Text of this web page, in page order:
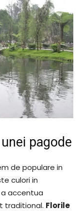
pagode
de populare in
culori in
accentua
traditional. Florile